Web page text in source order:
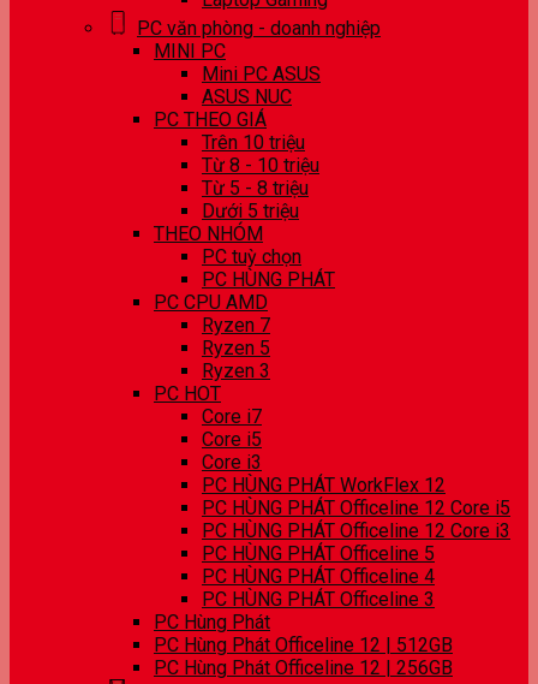
PC văn phòng - doanh nghiệp
MINI PC
Mini PC ASUS
ASUS NUC
PC THEO GIÁ
Trên 10 triệu
Từ 8 - 10 triệu
Từ 5 - 8 triệu
Dưới 5 triệu
THEO NHÓM
PC tuỳ chọn
PC HÙNG PHÁT
PC CPU AMD
Ryzen 7
Ryzen 5
Ryzen 3
PC HOT
Core i7
Core i5
Core i3
PC HÙNG PHÁT WorkFlex 12
PC HÙNG PHÁT Officeline 12 Core i5
PC HÙNG PHÁT Officeline 12 Core i3
PC HÙNG PHÁT Officeline 5
PC HÙNG PHÁT Officeline 4
PC HÙNG PHÁT Officeline 3
PC Hùng Phát
PC Hùng Phát Officeline 12 | 512GB
PC Hùng Phát Officeline 12 | 256GB